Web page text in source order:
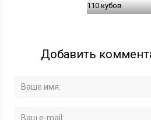
110 кубов
Добавить